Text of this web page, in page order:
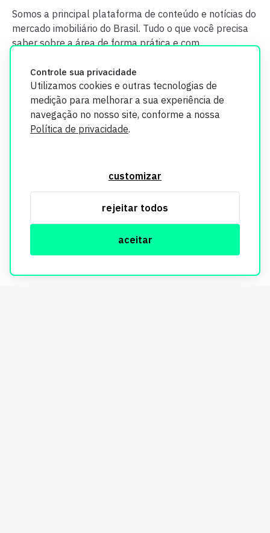
Controle sua privacidade
Utilizamos cookies e outras tecnologias de
medição para melhorar a sua experiência de
navegação no nosso site, conforme a nossa
Política de privacidade.
customizar
rejeitar todos
aceitar
Somos a principal plataforma de conteúdo e notícias do
mercado imobiliário do Brasil. Tudo o que você precisa
saber sobre a área de forma prática e com
segurança. Todos os dados coletados em nosso site são
utilizados exclusivamente para fins de aprimoramento de
informações, consulte nossa Política de Privacidade.
© Copyright Imobi Report. Todos os direitos reservados.
Política de privacidade
mobister